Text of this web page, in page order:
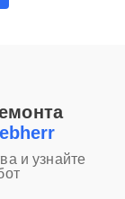
и узнайте